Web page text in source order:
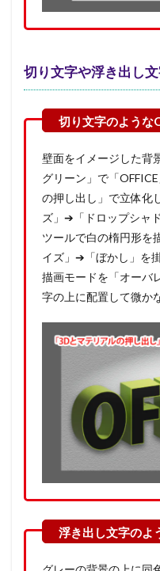
切り文字や浮き出し
壁面をイメージした背
グリーン」で「
の押し出し」で立体化
ズ」➔「ドロップシャ
ツールで白の楕円形を
イズ」➔「ぼかし」を
描画モードを「オーバ
字の上に配置して微か